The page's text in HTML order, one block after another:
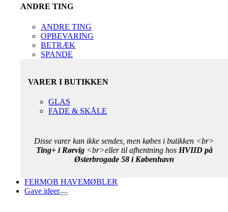
ANDRE TING
ANDRE TING
OPBEVARING
BETRÆK
SPANDE
VARER I BUTIKKEN
GLAS
FADE & SKÅLE
Disse varer kan ikke sendes, men købes i butikken <br>
Ting+ i Rørvig<br>eller til afhentning hos HVIID på
Østerbrogade 58 i København
FERMOB HAVEMØBLER
Gave ideer